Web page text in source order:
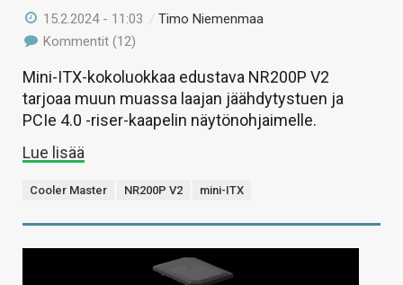
15.2.2024 - 11:03 /Timo Niemenmaa
Kommentit (12)
Mini-ITX-kokoluokkaa edustava NR200P V2
tarjoaa muun muassa laajan jäähdytystuen ja
PCIe 4.0 -riser-kaapelin näytönohjaimelle.
Lue lisää
Cooler Master NR200P V2 mini-ITX